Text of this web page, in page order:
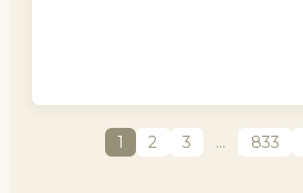
1 2 3 … 833